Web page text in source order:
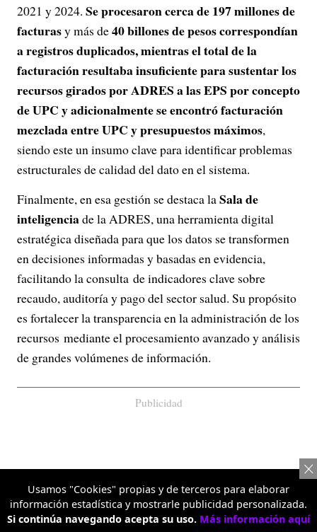
2021 y 2024. Se procesaron cerca de 197 millones de
facturasy más de40 billones de pesos correspondían
a registros duplicados, mientras el total de la
facturación resultaba insuficiente para sustentar los
recursos girados por ADRES a las EPS por concepto
de UPC y adicionalmente se encontró facturación
mezclada entre UPC y presupuestos máximos,
siendo este un insumo clave para identificar problemas
estructurales de calidad del dato en el sistema.
Finalmente, en esa gestión se destaca laSala de
inteligenciade la ADRES, una herramienta digital
estratégica diseñada para que los datos se transformen
en decisiones informadas y basadas en evidencia,
facilitando la consulta de indicadores clave sobre
recaudo, auditoría y pago del sector salud. Su propósito
es fortalecer la transparencia en la administración de los
recursos mediante el procesamiento avanzado y análisis
de grandes volúmenes de información.
Publicidad
Usamos "Cookies" propias y de terceros para elaborar
información estadística y mostrarle publicidad personalizada.
Si continúa navegando acepta su uso. Más información aquí